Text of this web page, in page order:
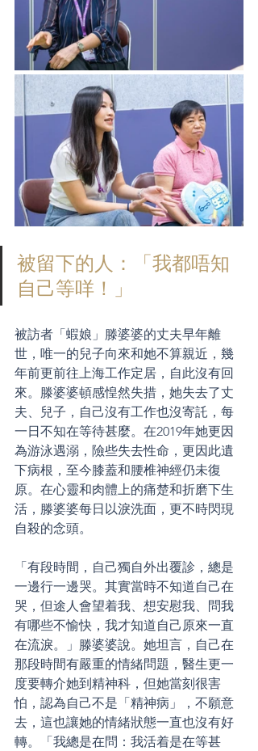
被留下的人：「我都唔知
自己等咩！」
被訪者「蝦娘」滕婆婆的丈夫早年離
世，唯一的兒子向來和她不算親近，幾
年前更前往上海工作定居，自此沒有回
來。滕婆婆頓感惶然失措，她失去了丈
夫、兒子，自己沒有工作也沒寄託，每
一日不知在等待甚麼。在2019年她更因
為游泳遇溺，險些失去性命，更因此遺
下病根，至今膝蓋和腰椎神經仍未復
原。在心靈和肉體上的痛楚和折磨下生
活，滕婆婆每日以淚洗面，更不時閃現
自殺的念頭。
「有段時間，自己獨自外出覆診，總是
一邊行一邊哭。其實當時不知道自己在
哭，但途人會望着我、想安慰我、問我
有哪些不愉快，我才知道自己原來一直
在流淚。」滕婆婆說。她坦言，自己在
那段時間有嚴重的情緒問題，醫生更一
度要轉介她到精神科，但她當刻很害
怕，認為自己不是「精神病」，不願意
去，這也讓她的情緒狀態一直也沒有好
轉。「我總是在問：我活着是在等甚